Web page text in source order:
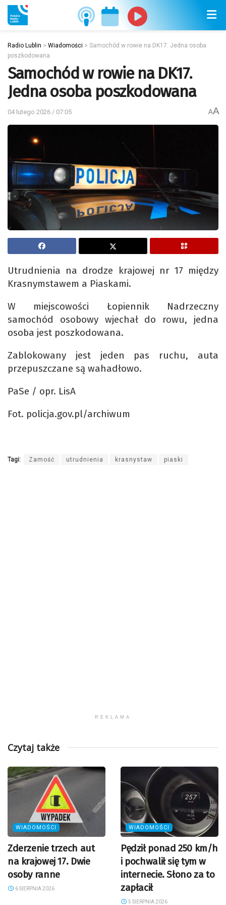
Radio Lublin > Wiadomości > Samochód w rowie na DK17. Jedna osoba
poszkodowana
Samochód w rowie na DK17.
Jedna osoba poszkodowana
04 lutego 2026 / 07:05 AA
Utrudnienia na drodze krajowej nr 17 między
Krasnymstawem a Piaskami.
W miejscowości Łopiennik Nadrzeczny
samochód osobowy wjechał do rowu, jedna
osoba jest poszkodowana.
Zablokowany jest jeden pas ruchu, auta
przepuszczane są wahadłowo.
PaSe / opr. LisA
Fot. policja.gov.pl/archiwum
Tagi: Zamość utrudnienia krasnystaw piaski
REKLAMA
Czytaj także
WIADOMOŚCI
Zderzenie trzech aut
na krajowej 17. Dwie
osoby ranne
6 SIERPNIA 2026
WIADOMOŚCI
Pędził ponad 250 km/h
i pochwalił się tym w
internecie. Słono za to
zapłacił
5 SIERPNIA 2026